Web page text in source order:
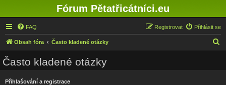
Fórum Pětatřicátníci.eu
FAQ Přihlásit se
Registrovat
Obsah fóra Často kladené otázky
Často kladené otázky
Přihlašování a registrace